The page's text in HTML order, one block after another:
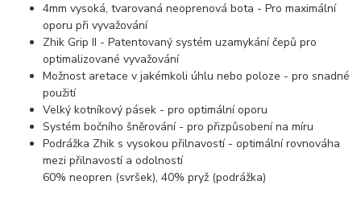
4mm vysoká, tvarovaná neoprenová bota - Pro maximální
oporu při vyvažování
Zhik Grip II - Patentovaný systém uzamykání čepů pro
optimalizované vyvažování
Možnost aretace v jakémkoli úhlu nebo poloze - pro snadné
použití
Velký kotníkový pásek - pro optimální oporu
Systém bočního šněrování - pro přizpůsobení na míru
Podrážka Zhik s vysokou přilnavostí - optimální rovnováha
mezi přilnavostí a odolností
60% neopren (svršek), 40% pryž (podrážka)